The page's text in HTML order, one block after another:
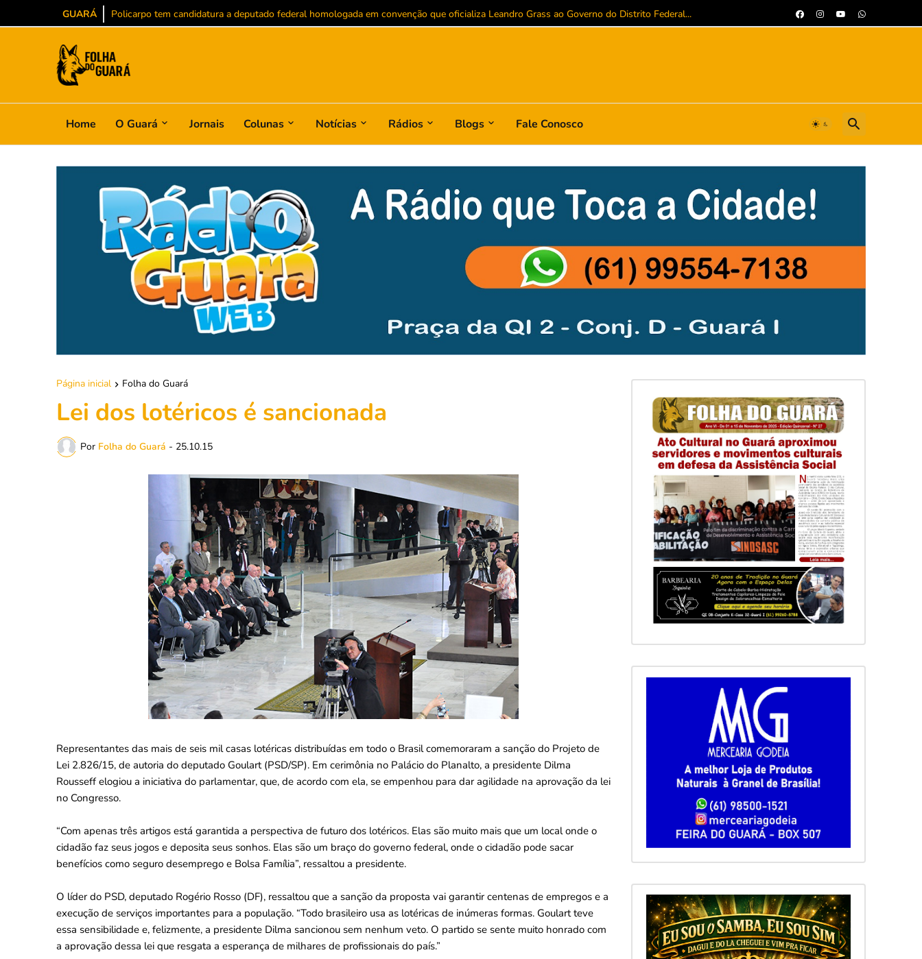
GUARÁ Policarpo tem candidatura a deputado federal homologada em convenção que oficializa Leandro Grass ao Governo do Distrito Federal...
Home O Guará Jornais Colunas Notícias Rádios Blogs Fale Conosco
Página inicial Folha do Guará
Lei dos lotéricos é sancionada
Por Folha do Guará - 25.10.15
Representantes das mais de seis mil casas lotéricas distribuídas em todo o Brasil comemoraram a sanção do Projeto de
Lei 2.826/15, de autoria do deputado Goulart (PSD/SP). Em cerimônia no Palácio do Planalto, a presidente Dilma
Rousseff elogiou a iniciativa do parlamentar, que, de acordo com ela, se empenhou para dar agilidade na aprovação da lei
no Congresso.
“Com apenas três artigos está garantida a perspectiva de futuro dos lotéricos. Elas são muito mais que um local onde o
cidadão faz seus jogos e deposita seus sonhos. Elas são um braço do governo federal, onde o cidadão pode sacar
benefícios como seguro desemprego e Bolsa Família”, ressaltou a presidente.
O líder do PSD, deputado Rogério Rosso (DF), ressaltou que a sanção da proposta vai garantir centenas de empregos e a
execução de serviços importantes para a população. “Todo brasileiro usa as lotéricas de inúmeras formas. Goulart teve
essa sensibilidade e, felizmente, a presidente Dilma sancionou sem nenhum veto. O partido se sente muito honrado com
a aprovação dessa lei que resgata a esperança de milhares de profissionais do país.”